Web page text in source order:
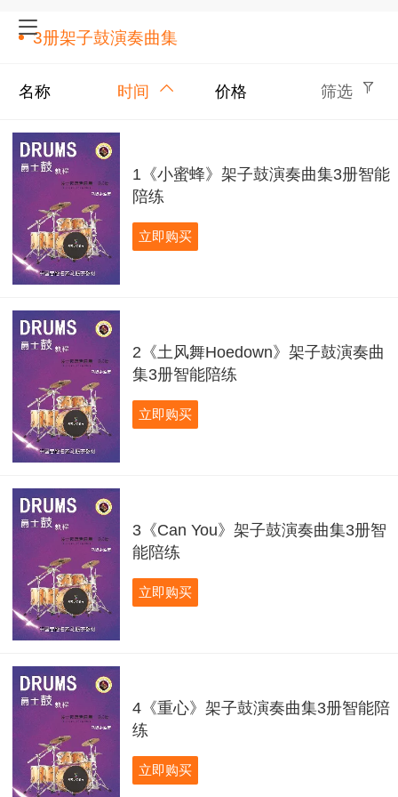
3册架子鼓演奏曲集
名称 时间 价格 筛选
1《小蜜蜂》架子鼓演奏曲集3册智能
陪练
立即购买
2《土风舞Hoedown》架子鼓演奏曲
集3册智能陪练
立即购买
3《Can You》架子鼓演奏曲集3册智
能陪练
立即购买
4《重心》架子鼓演奏曲集3册智能陪
练
立即购买